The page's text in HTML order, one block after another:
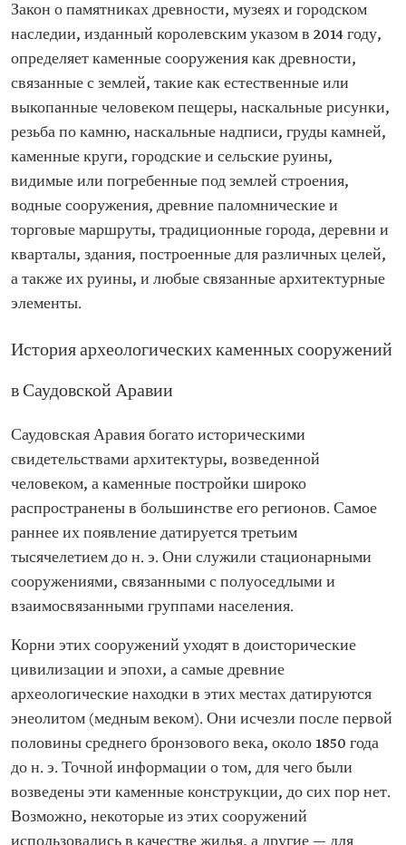
Закон о памятниках древности, музеях и городском
наследии, изданный королевским указом в 2014 году,
определяет каменные сооружения как древности,
связанные с землей, такие как естественные или
выкопанные человеком пещеры, наскальные рисунки,
резьба по камню, наскальные надписи, груды камней,
каменные круги, городские и сельские руины,
видимые или погребенные под землей строения,
водные сооружения, древние паломнические и
торговые маршруты, традиционные города, деревни и
кварталы, здания, построенные для различных целей,
а также их руины, и любые связанные архитектурные
элементы.
История археологических каменных сооружений
в Саудовской Аравии
Саудовская Аравия богато историческими
свидетельствами архитектуры, возведенной
человеком, а каменные постройки широко
распространены в большинстве его регионов. Самое
раннее их появление датируется третьим
тысячелетием до н. э. Они служили стационарными
сооружениями, связанными с полуоседлыми и
взаимосвязанными группами населения.
Корни этих сооружений уходят в доисторические
цивилизации и эпохи, а самые древние
археологические находки в этих местах датируются
энеолитом (медным веком). Они исчезли после первой
половины среднего бронзового века, около 1850 года
до н. э. Точной информации о том, для чего были
возведены эти каменные конструкции, до сих пор нет.
Возможно, некоторые из этих сооружений